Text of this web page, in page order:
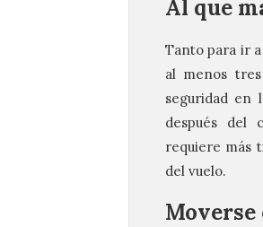
Al que
Tanto para ir a
al menos
seguridad en
después del
requiere más
del vuelo.
Moverse